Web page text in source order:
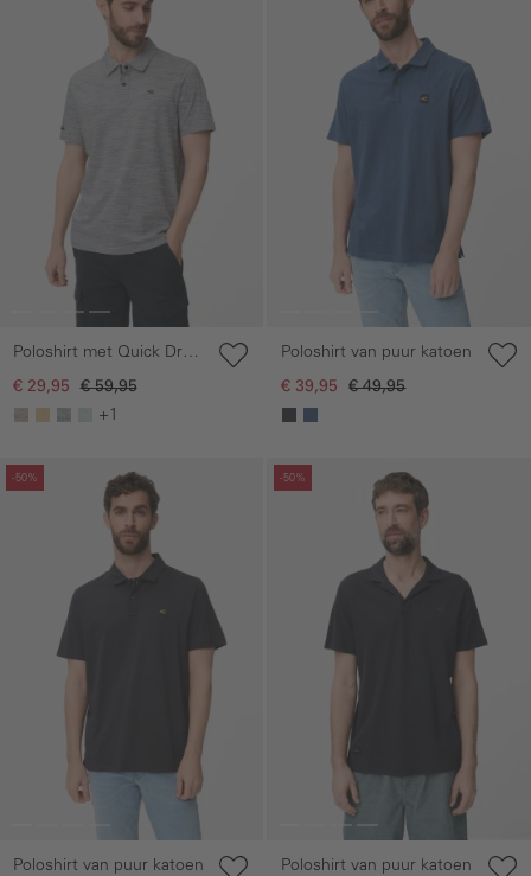
Poloshirt met Quick Dry
functie
€ 29,95
€ 59,95
+1
Poloshirt van puur katoen
€ 39,95 € 49,95
-50%
overslaan
Poloshirt van puur katoen
-50%
Galerie overslaan
Poloshirt van puur katoen